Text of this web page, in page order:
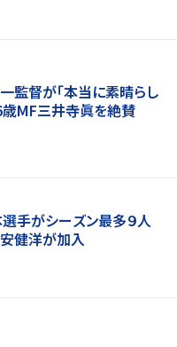
監督が「本当に素晴らし
歳MF三井寺眞を絶賛
選手がシーズン最多９人
安健洋が加入